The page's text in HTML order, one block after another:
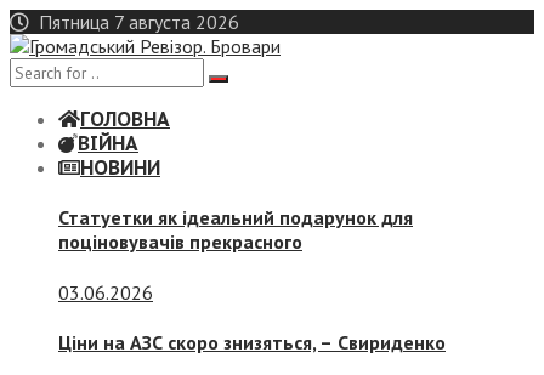
Skip
to
content
Пятница 7 августа 2026
ГОЛОВНА
ВІЙНА
НОВИНИ
Статуетки як ідеальний подарунок для
поціновувачів прекрасного
03.06.2026
Ціни на АЗС скоро знизяться, – Свириденко